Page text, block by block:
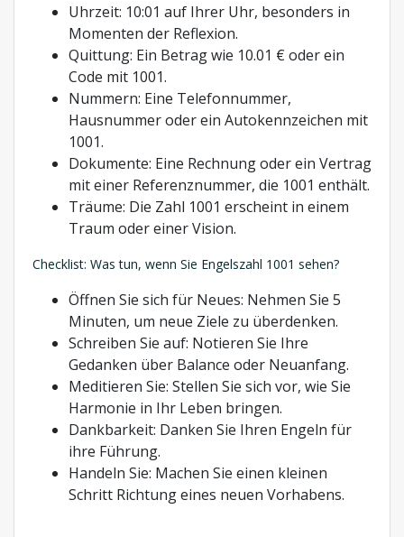
Uhrzeit: 10:01 auf Ihrer Uhr, besonders in
Momenten der Reflexion.
Quittung: Ein Betrag wie 10.01 € oder ein
Code mit 1001.
Nummern: Eine Telefonnummer,
Hausnummer oder ein Autokennzeichen mit
1001.
Dokumente: Eine Rechnung oder ein Vertrag
mit einer Referenznummer, die 1001 enthält.
Träume: Die Zahl 1001 erscheint in einem
Traum oder einer Vision.
Checklist: Was tun, wenn Sie Engelszahl 1001 sehen?
Öffnen Sie sich für Neues: Nehmen Sie 5
Minuten, um neue Ziele zu überdenken.
Schreiben Sie auf: Notieren Sie Ihre
Gedanken über Balance oder Neuanfang.
Meditieren Sie: Stellen Sie sich vor, wie Sie
Harmonie in Ihr Leben bringen.
Dankbarkeit: Danken Sie Ihren Engeln für
ihre Führung.
Handeln Sie: Machen Sie einen kleinen
Schritt Richtung eines neuen Vorhabens.